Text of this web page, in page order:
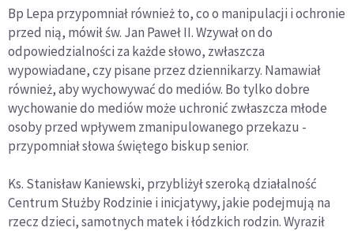
Bp Lepa przypomniał również to, co o manipulacji i ochronie
przed nią, mówił św. Jan Paweł II. Wzywał on do
odpowiedzialności za każde słowo, zwłaszcza
wypowiadane, czy pisane przez dziennikarzy. Namawiał
również, aby wychowywać do mediów. Bo tylko dobre
wychowanie do mediów może uchronić zwłaszcza młode
osoby przed wpływem zmanipulowanego przekazu -
przypomniał słowa świętego biskup senior.
Ks. Stanisław Kaniewski, przybliżył szeroką działalność
Centrum Służby Rodzinie i inicjatywy, jakie podejmują na
rzecz dzieci, samotnych matek i łódzkich rodzin. Wyraził